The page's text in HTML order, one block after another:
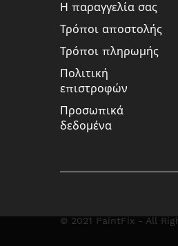
Η παραγγελία σας
Τρόποι αποστολής
Τρόποι πληρωμής
Πολιτική
επιστροφών
Προσωπικά
δεδομένα
© 2021 PaintFix - All